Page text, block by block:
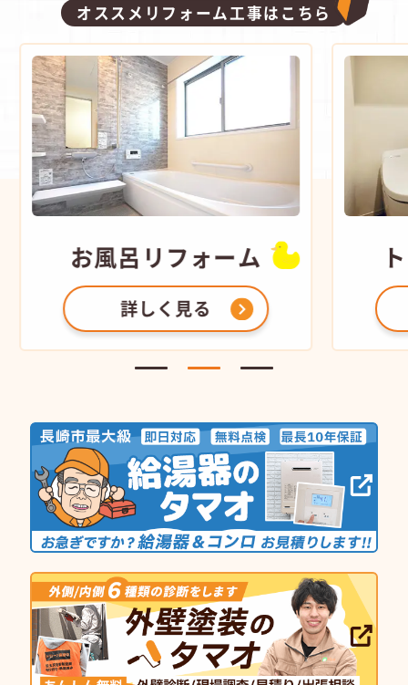
オススメリフォーム工事はこちら
お風呂 リフォーム
詳しく見る